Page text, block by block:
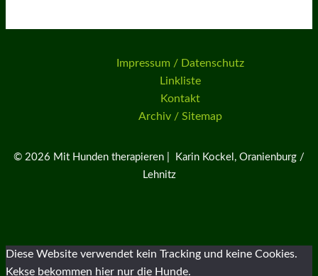
Impressum / Datenschutz
Linkliste
Kontakt
Archiv / Sitemap
© 2026 Mit Hunden therapieren | Karin Kockel, Oranienburg /
Lehnitz
Diese Website verwendet kein Tracking und keine Cookies.
Kekse bekommen hier nur die Hunde.